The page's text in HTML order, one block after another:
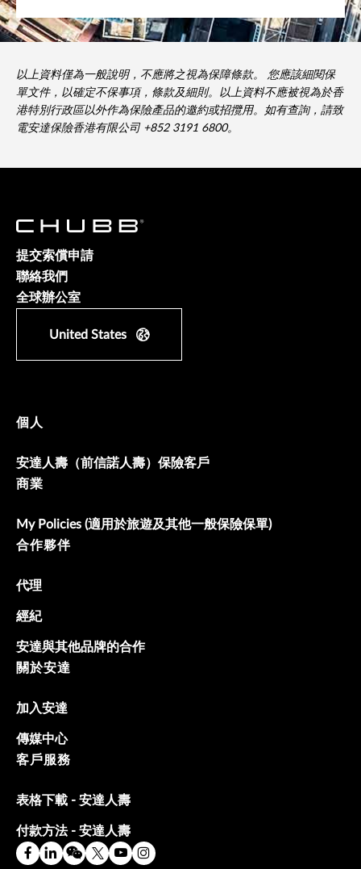
以上資料僅為一般說明，不應將之視為保障條款。 您應該細閱保
單文件，以確定不保事項，條款及細則。以上資料不應被視為於香
港特別行政區以外作為保險產品的邀約或招攬用。如有查詢，請致
電安達保險香港有限公司 +852 3191 6800。
提交索償申請
聯絡我們
全球辦公室
United States
個人
安達人壽（前信諾人壽）保險客戶
商業
My Policies (適用於旅遊及其他一般保險保單)
合作夥伴
代理
經紀
安達與其他品牌的合作
關於安達
加入安達
傳媒中心
客戶服務
表格下載 - 安達人壽
付款方法 - 安達人壽